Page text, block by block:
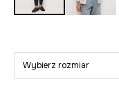
Wybierz rozmiar